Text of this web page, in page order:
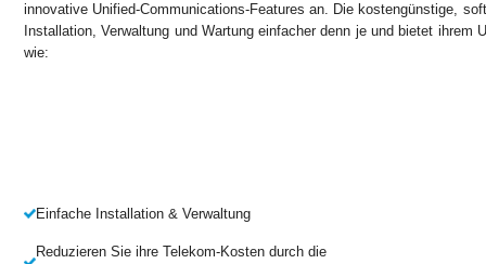
innovative Unified-Communications-Features an. Die kostengünstige,
Installation, Verwaltung und Wartung einfacher denn je und bietet ihrem
wie:
Einfache Installation & Verwaltung
Reduzieren Sie ihre Telekom-Kosten durch die